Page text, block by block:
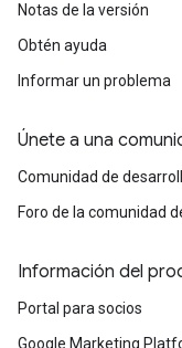
Notas de la versión
Obtén ayuda
Informar un problema
Únete a una
Comunidad de
Foro de la comunidad
Información del
Portal para socios
Google Marketing